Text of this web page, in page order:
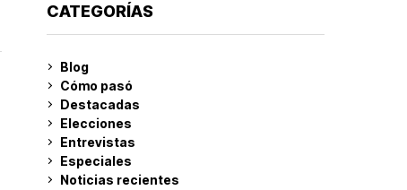
CATEGORÍAS
Blog
Cómo pasó
Destacadas
Elecciones
Entrevistas
Especiales
Noticias recientes